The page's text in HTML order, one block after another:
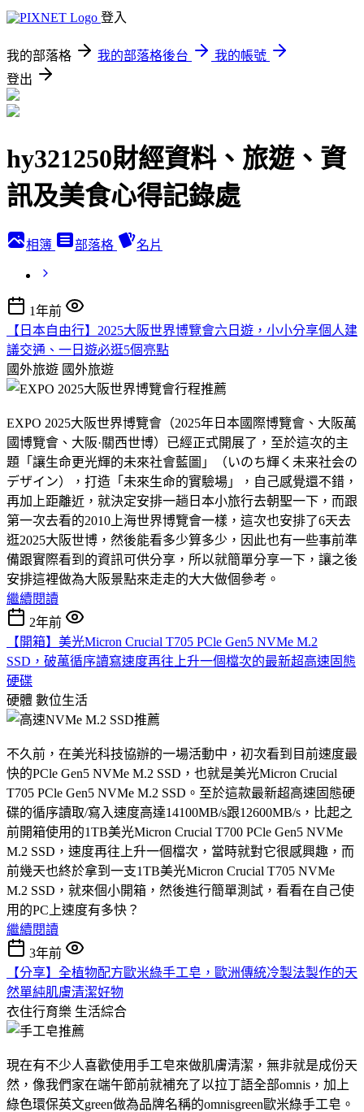
登入
我的部落格 我的部落格後台
我的帳號
登出
hy321250財經資料、旅遊、資
訊及美食心得記錄處
相簿 部落格 名片
1年前
【日本自由行】2025大阪世界博覽會六日遊，小小分享個人建
議交通、一日遊必逛5個亮點
國外旅遊 國外旅遊
EXPO 2025大阪世界博覽會（2025年日本國際博覽會、大阪萬
國博覽會、大阪·關西世博）已經正式開展了，至於這次的主
題「讓生命更光輝的未來社會藍圖」（いのち輝く未来社会の
デザイン），打造「未來生命的實驗場」，自己感覺還不錯，
再加上距離近，就決定安排一趟日本小旅行去朝聖一下，而跟
第一次去看的2010上海世界博覽會一樣，這次也安排了6天去
逛2025大阪世博，然後能看多少算多少，因此也有一些事前準
備跟實際看到的資訊可供分享，所以就簡單分享一下，讓之後
安排這裡做為大阪景點來走走的大大做個參考。
繼續閱讀
2年前
【開箱】美光Micron Crucial T705 PCle Gen5 NVMe M.2
SSD，破萬循序讀寫速度再往上升一個檔次的最新超高速固態
硬碟
硬體 數位生活
不久前，在美光科技協辦的一場活動中，初次看到目前速度最
快的PCle Gen5 NVMe M.2 SSD，也就是美光Micron Crucial
T705 PCle Gen5 NVMe M.2 SSD。至於這款最新超高速固態硬
碟的循序讀取/寫入速度高達14100MB/s跟12600MB/s，比起之
前開箱使用的1TB美光Micron Crucial T700 PCle Gen5 NVMe
M.2 SSD，速度再往上升一個檔次，當時就對它很感興趣，而
前幾天也終於拿到一支1TB美光Micron Crucial T705 NVMe
M.2 SSD，就來個小開箱，然後進行簡單測試，看看在自己使
用的PC上速度有多快？
繼續閱讀
3年前
【分享】全植物配方歐米綠手工皂，歐洲傳統冷製法製作的天
然單純肌膚清潔好物
衣住行育樂 生活綜合
現在有不少人喜歡使用手工皂來做肌膚清潔，無非就是成份天
然，像我們家在端午節前就補充了以拉丁語全部omnis，加上
綠色環保英文green做為品牌名稱的omnisgreen歐米綠手工皂。